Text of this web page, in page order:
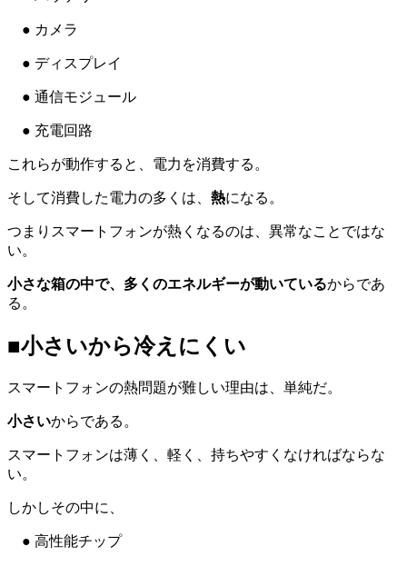
● カメラ
● ディスプレイ
● 通信モジュール
● 充電回路
これらが動作すると、電力を消費する。
そして消費した電力の多くは、 熱になる。
つまりスマートフォンが熱くなるのは、異常なことではな
い。
小さな箱の中で、多くのエネルギーが動いているからであ
る。
■小さいから冷えにくい
スマートフォンの熱問題が難しい理由は、単純だ。
小さいからである。
スマートフォンは薄く、軽く、持ちやすくなければならな
い。
しかしその中に、
● 高性能チップ